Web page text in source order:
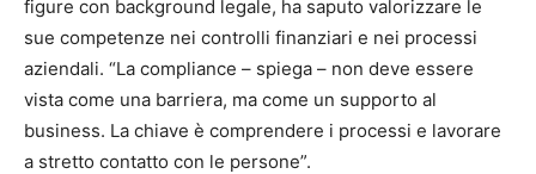
figure con background legale, ha saputo valorizzare le
sue competenze nei controlli finanziari e nei processi
aziendali. “La compliance – spiega – non deve essere
vista come una barriera, ma come un supporto al
business. La chiave è comprendere i processi e lavorare
a stretto contatto con le persone”.